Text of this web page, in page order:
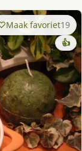
Maak favoriet19
👍